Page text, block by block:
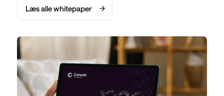
Læs alle whitepaper